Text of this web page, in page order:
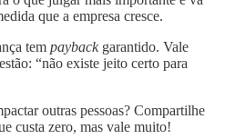
que a empresa cresce.
tem paybackgarantido. Vale
“não existe jeito certo para
outras pessoas? Compartilhe
custa zero, mas vale muito!